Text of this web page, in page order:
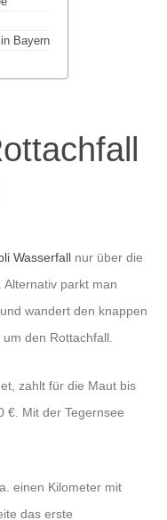
Bayern
Wasserfall nur über die
parkt man
wandert den knappen
den Rottachfall.
zahlt für die Maut bis
€. Mit der Tegernsee
einen Kilometer mit
das erste